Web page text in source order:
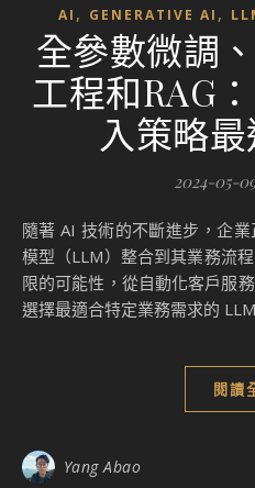
AI , GENERATIVE AI ,
全參數微調
工程和RAG
入策略
2024-05-
隨著 AI 技術的不斷進步，企業正越來越多地尋求將大型語言
模型（LLM）整合到其業務流
限的可能性，從自動化客戶服
選擇最適合特定業務需求的
閱讀
Yang Abao